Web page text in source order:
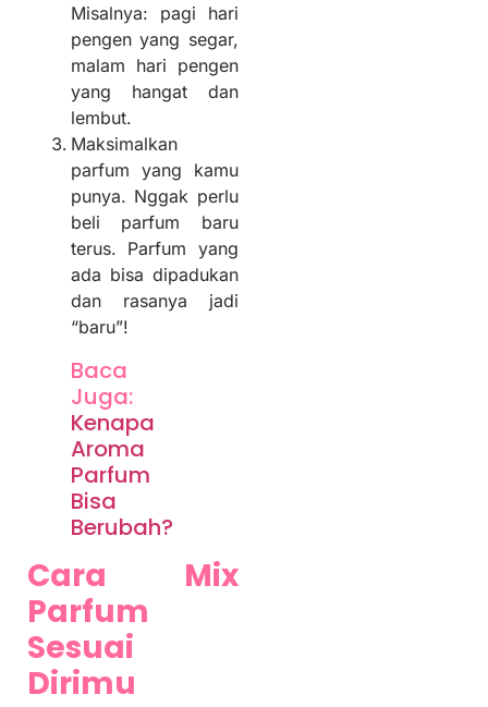
Misalnya: pagi hari
pengen yang segar,
malam hari pengen
yang hangat dan
lembut.
Maksimalkan
parfum yang kamu
punya. Nggak perlu
beli parfum baru
terus. Parfum yang
ada bisa dipadukan
dan rasanya jadi
“baru”!
Baca
Juga:
Kenapa
Aroma
Parfum
Bisa
Berubah?
Cara Mix
Parfum
Sesuai
Dirimu